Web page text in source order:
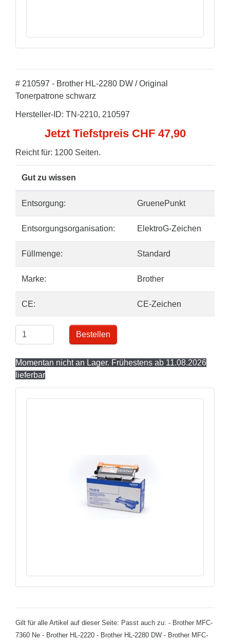
# 210597 - Brother HL-2280 DW / Original
Tonerpatrone schwarz
Hersteller-ID: TN-2210, 210597
Jetzt Tiefstpreis CHF 47,90
Reicht für: 1200 Seiten.
Gut zu wissen
Entsorgung: GruenePunkt
Entsorgungsorganisation: ElektroG-Zeichen
Füllmenge: Standard
Marke: Brother
CE: CE-Zeichen
Bestellen
Momentan nicht an Lager. Frühestens ab 11.08.2026
lieferbar
Gilt für alle Artikel auf dieser Seite: Passt auch zu: - Brother MFC-
7360 Ne - Brother HL-2220 - Brother HL-2280 DW - Brother MFC-